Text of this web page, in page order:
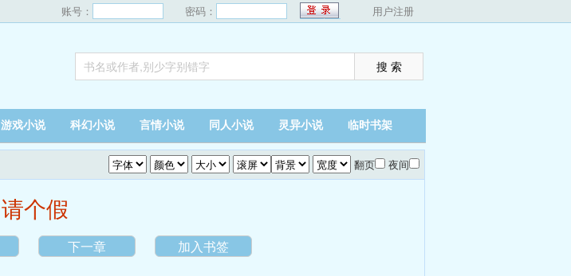
账号： 密码： 用户注册
游戏小说 科幻小说 言情小说 同人小说 灵异小说 临时书架
翻页 夜间
请个假
下一章 加入书签